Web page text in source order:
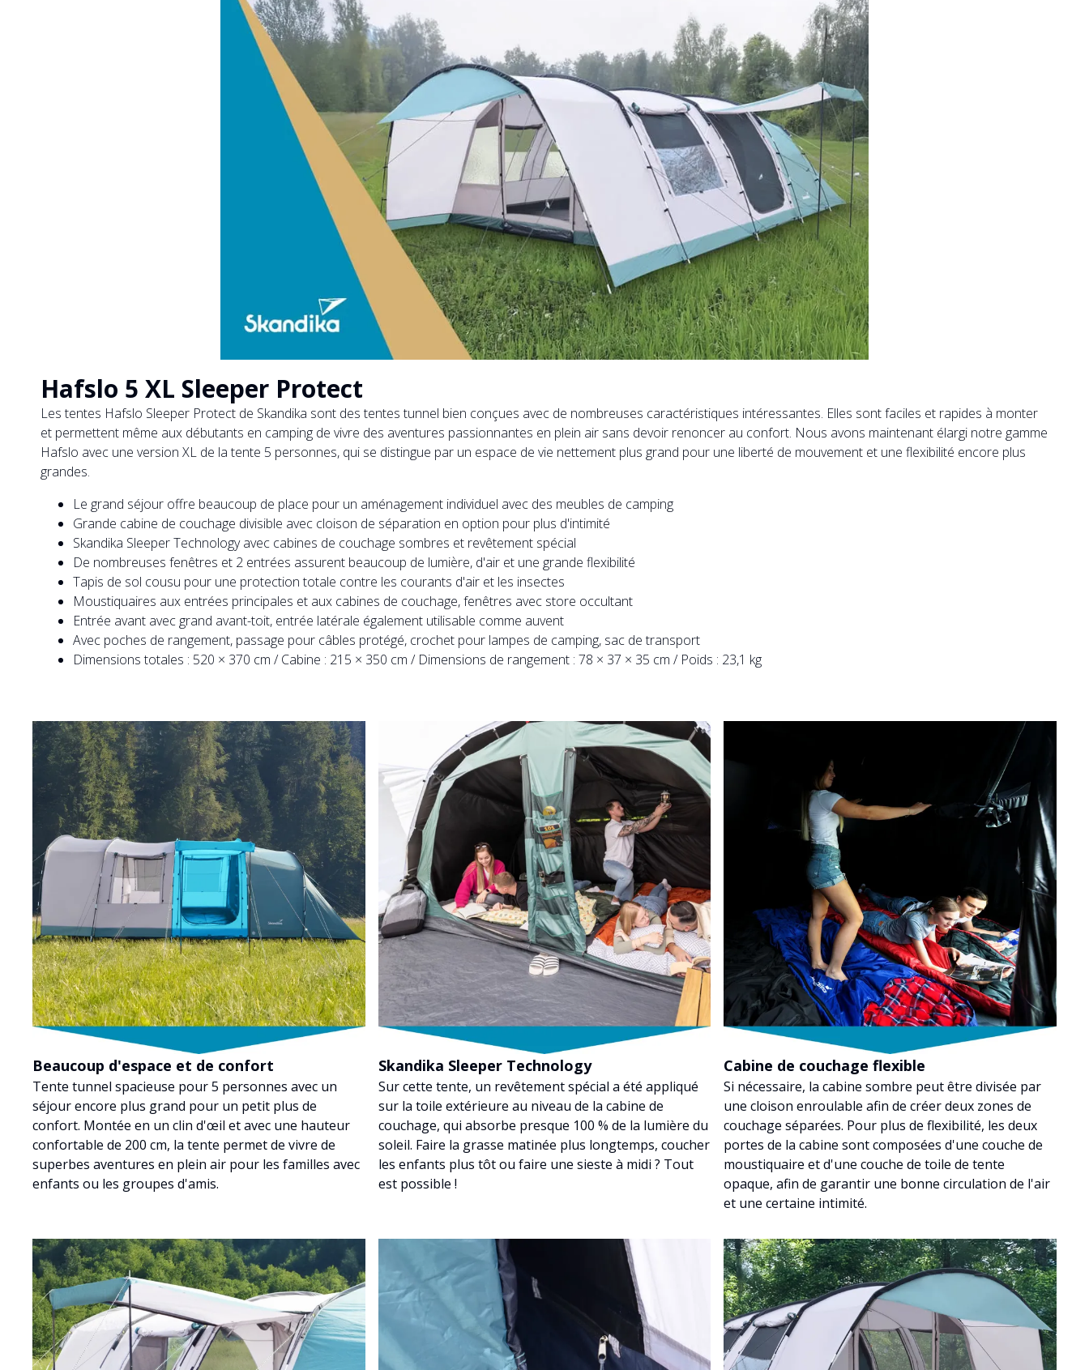
Hafslo 5 XL Sleeper Protect
Les tentes Hafslo Sleeper Protect de Skandika sont des tentes tunnel bien conçues avec de nombreuses caractéristiques intéressantes. Elles sont faciles et rapides à monter
et permettent même aux débutants en camping de vivre des aventures passionnantes en plein air sans devoir renoncer au confort. Nous avons maintenant élargi notre gamme
Hafslo avec une version XL de la tente 5 personnes, qui se distingue par un espace de vie nettement plus grand pour une liberté de mouvement et une flexibilité encore plus
grandes.
Le grand séjour offre beaucoup de place pour un aménagement individuel avec des meubles de camping
Grande cabine de couchage divisible avec cloison de séparation en option pour plus d'intimité
Skandika Sleeper Technology avec cabines de couchage sombres et revêtement spécial
De nombreuses fenêtres et 2 entrées assurent beaucoup de lumière, d'air et une grande flexibilité
Tapis de sol cousu pour une protection totale contre les courants d'air et les insectes
Moustiquaires aux entrées principales et aux cabines de couchage, fenêtres avec store occultant
Entrée avant avec grand avant-toit, entrée latérale également utilisable comme auvent
Avec poches de rangement, passage pour câbles protégé, crochet pour lampes de camping, sac de transport
Dimensions totales : 520 × 370 cm / Cabine : 215 × 350 cm / Dimensions de rangement : 78 × 37 × 35 cm / Poids : 23,1 kg
Beaucoup d'espace et de confort
Tente tunnel spacieuse pour 5 personnes avec un
séjour encore plus grand pour un petit plus de
confort. Montée en un clin d'œil et avec une hauteur
confortable de 200 cm, la tente permet de vivre de
superbes aventures en plein air pour les familles avec
enfants ou les groupes d'amis.
Skandika Sleeper Technology
Sur cette tente, un revêtement spécial a été appliqué
sur la toile extérieure au niveau de la cabine de
couchage, qui absorbe presque 100 % de la lumière du
soleil. Faire la grasse matinée plus longtemps, coucher
les enfants plus tôt ou faire une sieste à midi ? Tout
est possible !
Cabine de couchage flexible
Si nécessaire, la cabine sombre peut être divisée par
une cloison enroulable afin de créer deux zones de
couchage séparées. Pour plus de flexibilité, les deux
portes de la cabine sont composées d'une couche de
moustiquaire et d'une couche de toile de tente
opaque, afin de garantir une bonne circulation de l'air
et une certaine intimité.